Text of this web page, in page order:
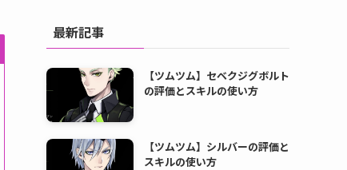
最新記事
【ツムツム】セベクジグボルト
の評価とスキルの使い方
【ツムツム】シルバーの評価と
スキルの使い方